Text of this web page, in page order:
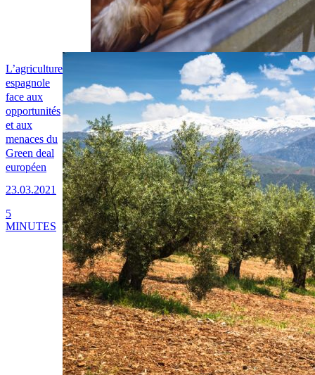
L’agriculture
espagnole
face aux
opportunités
et aux
menaces du
Green deal
européen
23.03.2021
5
MINUTES